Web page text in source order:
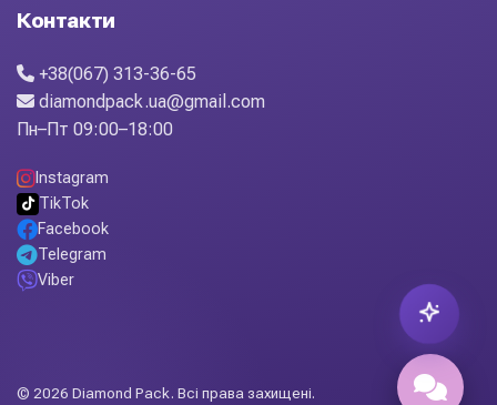
Контакти
+38(067) 313-36-65
diamondpack.ua@gmail.com
Пн–Пт 09:00–18:00
Instagram
TikTok
Facebook
Telegram
Viber
© 2026 Diamond Pack. Всі права захищені.